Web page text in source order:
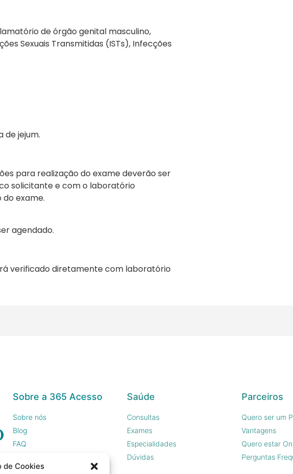
de Cookies
de órgão genital masculino,
Sexuais Transmitidas (ISTs), Infecções
de jejum.
para realização do exame deverão ser
solicitante e com o laboratório
exame.
agendado.
verificado diretamente com laboratório
Sobre a 365 Acesso
Sobre nós
Blog
FAQ
Imprensa
Saúde
Consultas
Exames
Especialidades
Dúvidas
Parceiros
Quero ser um
Vantagens
Quero estar
Perguntas